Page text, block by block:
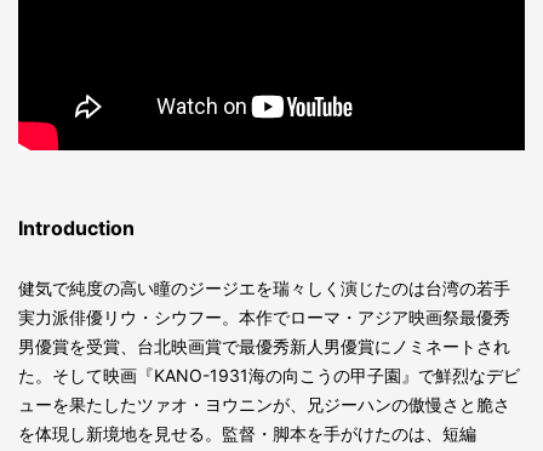
Introduction
健気で純度の高い瞳のジージエを瑞々しく演じたのは台湾の若手
実力派俳優リウ・シウフー。本作でローマ・アジア映画祭最優秀
男優賞を受賞、台北映画賞で最優秀新人男優賞にノミネートされ
た。そして映画『KANO-1931海の向こうの甲子園』で鮮烈なデビ
ューを果たしたツァオ・ヨウニンが、兄ジーハンの傲慢さと脆さ
を体現し新境地を見せる。監督・脚本を手がけたのは、短編